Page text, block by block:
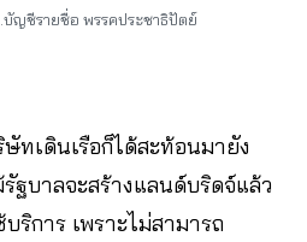
ญชีรายชื่อ พรรคประชาธิปัตย์
ทเดินเรือก็ได้สะท้อนมายัง
ฐบาลจะสร้างแลนด์บริดจ์แล้ว
ริการ เพราะไม่สามารถ